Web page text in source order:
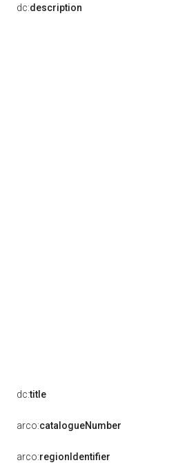
dc:description
dc:title
arco:catalogueNumber
arco:regionIdentifier